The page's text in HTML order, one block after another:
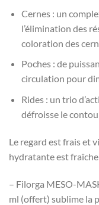
Cernes : un
l’élimination des
coloration des
Poches : de
circulation pour
Rides : un trio
défroisse le
Le regard est frais et
hydratante est
– Filorga MESO-
ml (offert) sublime la